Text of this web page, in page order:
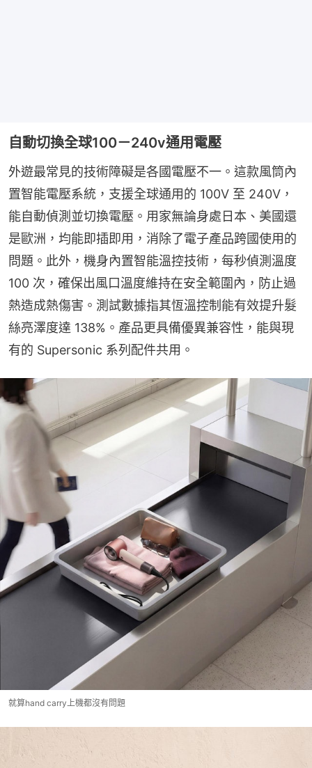
自動切換全球100－240v通用電壓
外遊最常見的技術障礙是各國電壓不一。這款風筒內
置智能電壓系統，支援全球通用的 100V 至 240V，
能自動偵測並切換電壓。用家無論身處日本、美國還
是歐洲，均能即插即用，消除了電子產品跨國使用的
問題。此外，機身內置智能溫控技術，每秒偵測溫度
100 次，確保出風口溫度維持在安全範圍內，防止過
熱造成熱傷害。測試數據指其恆溫控制能有效提升髮
絲亮澤度達 138%。產品更具備優異兼容性，能與現
有的 Supersonic 系列配件共用。
就算hand carry上機都沒有問題